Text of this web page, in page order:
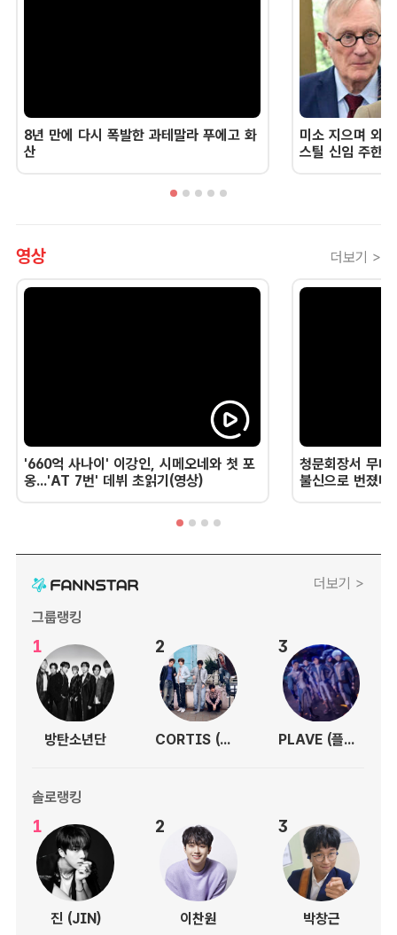
8년 만에 다시 폭발한 과테말라 푸에고 화
산
미소 지으며 외
스틸 신임 주한
영상 더보기 >
'660억 사나이' 이강인, 시메오네와 첫 포
옹...'AT 7번' 데뷔 초읽기(영상)
청문회장서 무너
불신으로 번졌
더보기 >
그룹랭킹
1
방탄소년단
2
CORTIS (코르티스)
3
PLAVE (플레이브)
솔로랭킹
1
진 (JIN)
2
이찬원
3
박창근